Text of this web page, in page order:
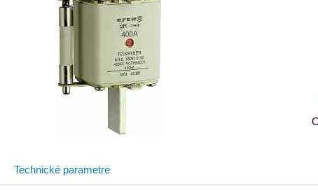
Technické parametre